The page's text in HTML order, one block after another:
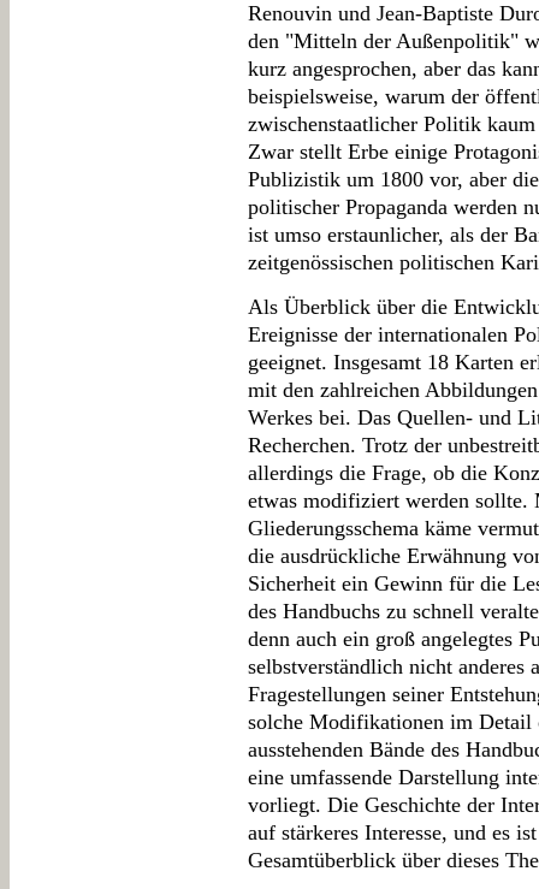
Renouvin und Jean-Baptiste
den "Mitteln der Außenpolitik"
kurz angesprochen, aber das
beispielsweise, warum der
zwischenstaatlicher Politik
Zwar stellt Erbe einige
Publizistik um 1800 vor, aber
politischer Propaganda werden
ist umso erstaunlicher, als der
zeitgenössischen politischen
Als Überblick über die
Ereignisse der internationalen
geeignet. Insgesamt 18 Karten
mit den zahlreichen
Werkes bei. Das Quellen- und
Recherchen. Trotz der
allerdings die Frage, ob die
etwas modifiziert werden
Gliederungsschema käme
die ausdrückliche Erwähnung
Sicherheit ein Gewinn für die
des Handbuchs zu schnell
denn auch ein groß angelegtes
selbstverständlich nicht anderes
Fragestellungen seiner
solche Modifikationen im Detail
ausstehenden Bände des
eine umfassende Darstellung
vorliegt. Die Geschichte der
auf stärkeres Interesse, und es
Gesamtüberblick über dieses